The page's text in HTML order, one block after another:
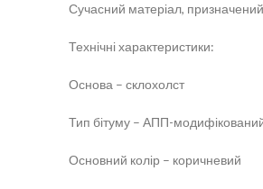
Сучасний матеріал, призначений
Технічні характеристики:
Основа – склохолст
Тип бітуму – АПП-
Основний колір – коричневий